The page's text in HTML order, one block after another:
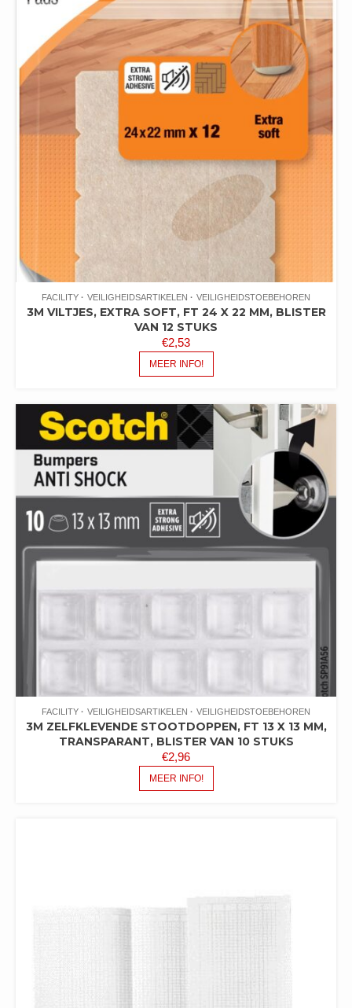
FACILITY VEILIGHEIDSARTIKELEN VEILIGHEIDSTOEBEHOREN
3M VILTJES, EXTRA SOFT, FT 24 X 22 MM, BLISTER
VAN 12 STUKS
€2,53
MEER INFO!
FACILITY VEILIGHEIDSARTIKELEN VEILIGHEIDSTOEBEHOREN
3M ZELFKLEVENDE STOOTDOPPEN, FT 13 X 13 MM,
TRANSPARANT, BLISTER VAN 10 STUKS
€2,96
MEER INFO!